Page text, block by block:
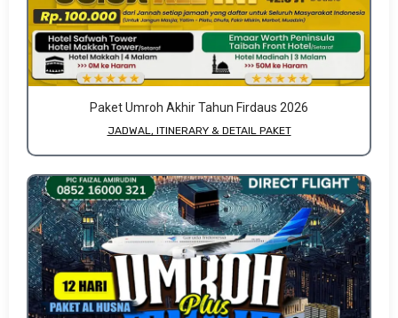
Paket Umroh Akhir Tahun Firdaus 2026
JADWAL, ITINERARY & DETAIL PAKET